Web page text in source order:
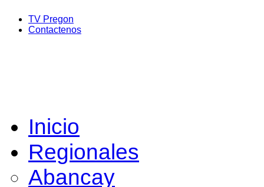
TV Pregon
Contactenos
Inicio
Regionales
Abancay